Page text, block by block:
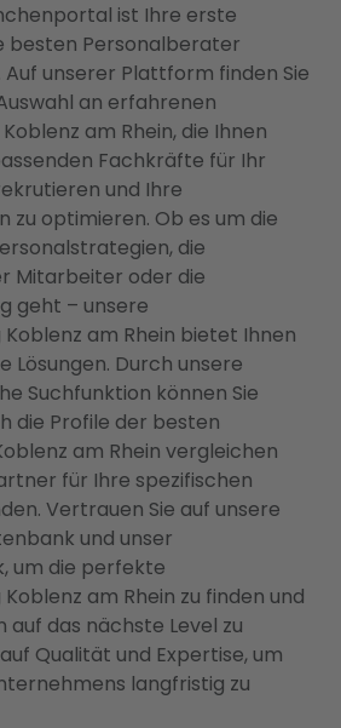
ist Ihre erste
besten Personalberater
Auf unserer Plattform finden Sie
an erfahrenen
am Rhein, die Ihnen
Fachkräfte für Ihr
und Ihre
zu optimieren. Ob es um die
die
Mitarbeiter oder die
geht – unsere
am Rhein bietet Ihnen
Lösungen. Durch unsere
Suchfunktion können Sie
die Profile der besten
am Rhein vergleichen
für Ihre spezifischen
Vertrauen Sie auf unsere
und unser
um die perfekte
am Rhein zu finden und
auf das nächste Level zu
Qualität und Expertise, um
langfristig zu